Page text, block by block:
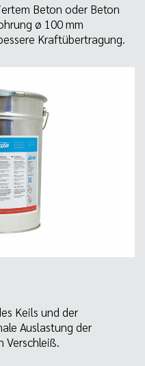
Beton oder Beton
ø 100 mm
Kraftübertragung.
Keils und der
Auslastung der
Verschleiß.